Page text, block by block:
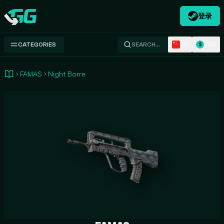
Swap.gg
登录
CATEGORIES SEARCH… $
FAMAS Night Borre